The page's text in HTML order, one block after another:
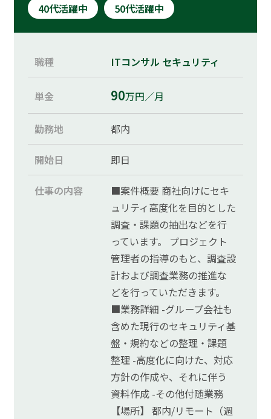
40代活躍中
50代活躍中
職種 ITコンサル セキュリティ
単金 90万円／月
勤務地 都内
開始日 即日
仕事の内容
■案件概要 商社向けにセキ
ュリティ高度化を目的とした
調査・課題の抽出などを行
っています。 プロジェクト
管理者の指導のもと、調査設
計および調査業務の推進な
どを行っていただきます。
■業務詳細 -グループ会社も
含めた現行のセキュリティ基
盤・規約などの整理・課題
整理 -高度化に向けた、対応
方針の作成や、それに伴う
資料作成 -その他付随業務
【場所】 都内/リモート（週